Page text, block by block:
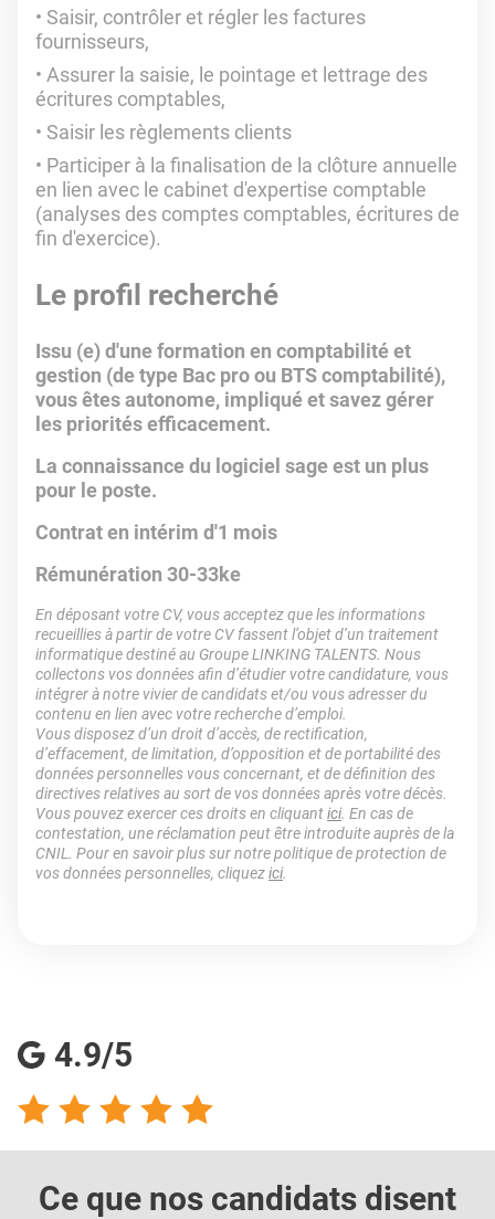
Saisir, contrôler et régler les factures
fournisseurs,
Assurer la saisie, le pointage et lettrage des
écritures comptables,
Saisir les règlements clients
Participer à la finalisation de la clôture annuelle
en lien avec le cabinet d'expertise comptable
(analyses des comptes comptables, écritures de
fin d'exercice).
Le profil recherché
Issu (e) d'une formation en comptabilité et
gestion (de type Bac pro ou BTS comptabilité),
vous êtes autonome, impliqué et savez gérer
les priorités efficacement.
La connaissance du logiciel sage est un plus
pour le poste.
Contrat en intérim d'1 mois
Rémunération 30-33ke
En déposant votre CV, vous acceptez que les informations
recueillies à partir de votre CV fassent l’objet d’un traitement
informatique destiné au Groupe LINKING TALENTS. Nous
collectons vos données afin d’étudier votre candidature, vous
intégrer à notre vivier de candidats et/ou vous adresser du
contenu en lien avec votre recherche d’emploi.
Vous disposez d’un droit d’accès, de rectification,
d’effacement, de limitation, d’opposition et de portabilité des
données personnelles vous concernant, et de définition des
directives relatives au sort de vos données après votre décès.
Vous pouvez exercer ces droits en cliquantici. En cas de
contestation, une réclamation peut être introduite auprès de la
CNIL. Pour en savoir plus sur notre politique de protection de
vos données personnelles, cliquezici.
4.9/5
Ce que nos candidats disent